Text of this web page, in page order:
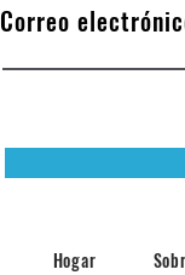
Correo
Hogar